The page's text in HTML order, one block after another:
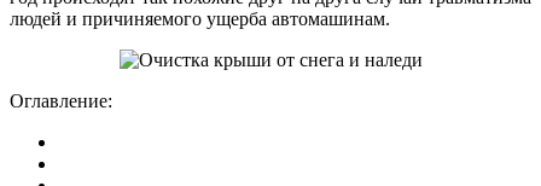
людей и причиняемого ущерба автомашинам.
Оглавление: